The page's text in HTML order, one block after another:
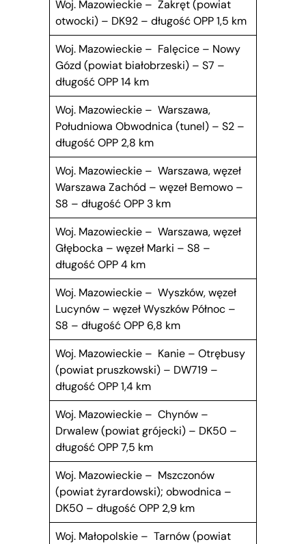
Woj. Mazowieckie – Zakręt (powiat
otwocki) – DK92 – długość OPP 1,5 km
Woj. Mazowieckie – Falęcice – Nowy
Gózd (powiat białobrzeski) – S7 –
długość OPP 14 km
Woj. Mazowieckie – Warszawa,
Południowa Obwodnica (tunel) – S2 –
długość OPP 2,8 km
Woj. Mazowieckie – Warszawa, węzeł
Warszawa Zachód – węzeł Bemowo –
S8 – długość OPP 3 km
Woj. Mazowieckie – Warszawa, węzeł
Głębocka – węzeł Marki – S8 –
długość OPP 4 km
Woj. Mazowieckie – Wyszków, węzeł
Lucynów – węzeł Wyszków Północ –
S8 – długość OPP 6,8 km
Woj. Mazowieckie – Kanie – Otrębusy
(powiat pruszkowski) – DW719 –
długość OPP 1,4 km
Woj. Mazowieckie – Chynów –
Drwalew (powiat grójecki) – DK50 –
długość OPP 7,5 km
Woj. Mazowieckie – Mszczonów
(powiat żyrardowski); obwodnica –
DK50 – długość OPP 2,9 km
Woj. Małopolskie – Tarnów (powiat